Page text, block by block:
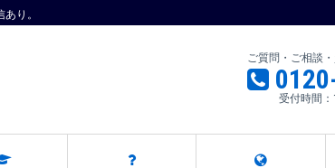
り。
ご質問・ご相談
受付時間：